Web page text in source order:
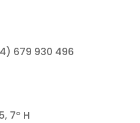
679 930 496
7º H